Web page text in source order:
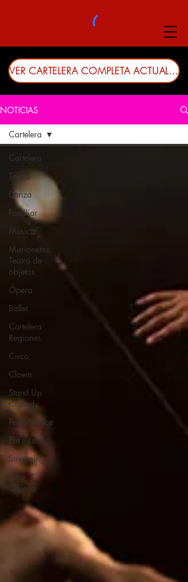
VER CARTELERA COMPLETA ACTUALIZADA
NOTICIAS
Cartelera
Teatro
Danza
Familiar
Musical
Marionetas,
Teatro de
objetos
Ópera
Ballet
Cartelera
Regiones
Circo
Clown
Stand Up
Comedy
Performance
Entrevistas
Streaming
Cine
Chileno
Cartelera